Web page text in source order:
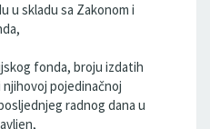
u skladu sa Zakonom i
fonda, broju izdatih
pojedinačnoj
radnog dana u